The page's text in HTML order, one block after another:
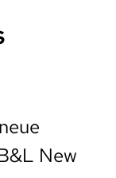
New